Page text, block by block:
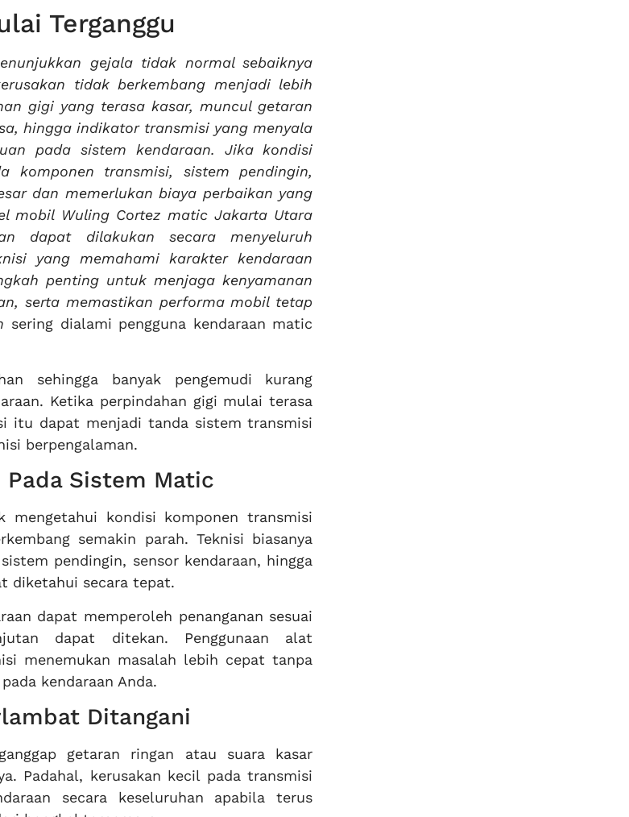
Terganggu
gejala tidak normal sebaiknya
tidak berkembang menjadi lebih
gigi yang terasa kasar, muncul getaran
hingga indikator transmisi yang menyala
pada sistem kendaraan. Jika kondisi
komponen transmisi, sistem pendingin,
dan memerlukan biaya perbaikan yang
mobil Wuling Cortez matic Jakarta Utara
dapat dilakukan secara menyeluruh
yang memahami karakter kendaraan
penting untuk menjaga kenyamanan
serta memastikan performa mobil tetap
sering dialami pengguna kendaraan matic
sehingga banyak pengemudi kurang
Ketika perpindahan gigi mulai terasa
itu dapat menjadi tanda sistem transmisi
berpengalaman.
Sistem Matic
mengetahui kondisi komponen transmisi
semakin parah. Teknisi biasanya
pendingin, sensor kendaraan, hingga
diketahui secara tepat.
dapat memperoleh penanganan sesuai
dapat ditekan. Penggunaan alat
menemukan masalah lebih cepat tanpa
kendaraan Anda.
Ditangani
getaran ringan atau suara kasar
Padahal, kerusakan kecil pada transmisi
secara keseluruhan apabila terus